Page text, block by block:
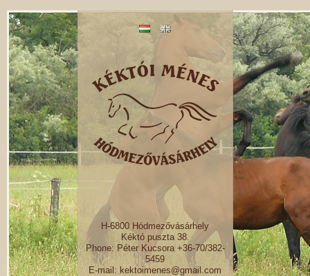
H-6800 Hódmezővásárhely
Kéktó puszta 38.
Phone: Péter Kucsora +36-70/382-
5459
E-mail: kektoimenes@gmail.com